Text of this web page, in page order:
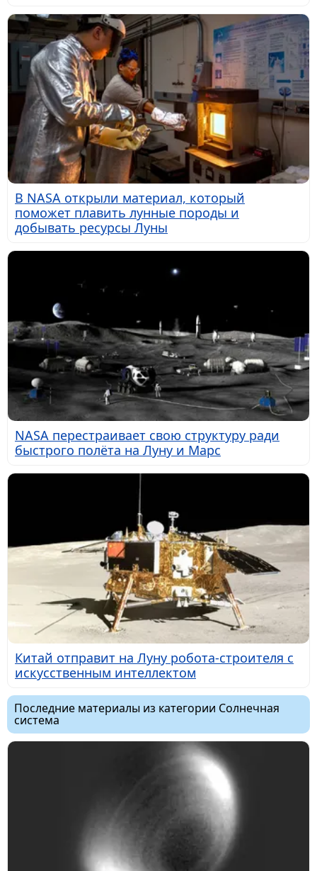
В NASA открыли материал, который
поможет плавить лунные породы и
добывать ресурсы Луны
NASA перестраивает свою структуру ради
быстрого полёта на Луну и Марс
Китай отправит на Луну робота-строителя с
искусственным интеллектом
Последние материалы из категории Солнечная
система